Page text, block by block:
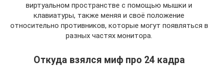
виртуальном пространстве с помощью мышки и
клавиатуры, также меняя и своё положение
относительно противников, которые могут появляться в
разных частях монитора.
Откуда взялся миф про 24 кадра